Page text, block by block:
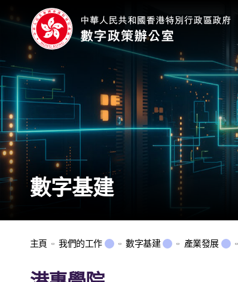
數字基建
主頁 我們的工作 數字基建 產業發展